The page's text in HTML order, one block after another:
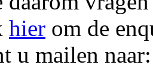
hier om de
u mailen